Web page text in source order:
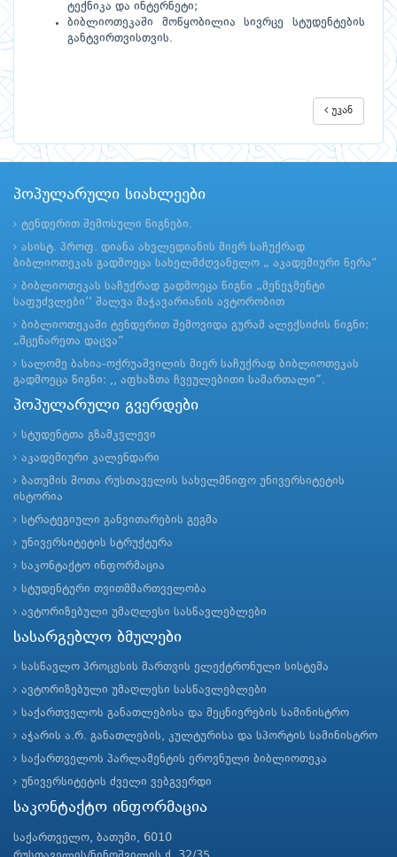
ტექნიკა და ინტერნეტი;
ბიბლიოთეკაში მოწყობილია სივრცე სტუდენტების
განტვირთვისთვის.
უკან
პოპულარული სიახლეები
ტენდერით შემოსული წიგნები.
ასისტ. პროფ. დიანა ახვლედიანის მიერ საჩუქრად
ბიბლიოთეკას გადმოეცა სახელმძღვანელო „ აკადემიური წერა“
ბიბლიოთეკას საჩუქრად გადმოეცა წიგნი „მენეჯმენტი
საფუძვლები’’ შალვა მაჭავარიანის ავტორობით
ბიბლიოთეკაში ტენდერით შემოვიდა გურამ ალექსიძის წიგნი:
„მცენარეთა დაცვა“
სალომე ბახია-ოქრუაშვილის მიერ საჩუქრად ბიბლიოთეკას
გადმოეცა წიგნი: ,, აფხაზთა ჩვეულებითი სამართალი”.
პოპულარული გვერდები
სტუდენტთა გზამკვლევი
აკადემიური კალენდარი
ბათუმის შოთა რუსთაველის სახელმწიფო უნივერსიტეტის
ისტორია
სტრატეგიული განვითარების გეგმა
უნივერსიტეტის სტრუქტურა
საკონტაქტო ინფორმაცია
სტუდენტური თვითმმართველობა
ავტორიზებული უმაღლესი სასწავლებლები
სასარგებლო ბმულები
სასწავლო პროცესის მართვის ელექტრონული სისტემა
ავტორიზებული უმაღლესი სასწავლებლები
საქართველოს განათლებისა და მეცნიერების სამინისტრო
აჭარის ა.რ. განათლების, კულტურისა და სპორტის სამინისტრო
საქართველოს პარლამენტის ეროვნული ბიბლიოთეკა
უნივერსიტეტის ძველი ვებგვერდი
საკონტაქტო ინფორმაცია
საქართველო, ბათუმი, 6010